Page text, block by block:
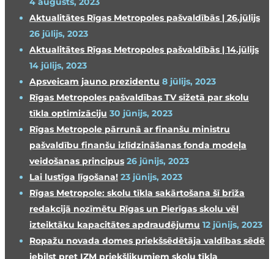
Aktualitātes Rīgas Metropoles pašvaldībās | 26.jūlijs
26 jūlijs, 2023
Aktualitātes Rīgas Metropoles pašvaldībās | 14.jūlijs
14 jūlijs, 2023
Apsveicam jauno prezidentu 8 jūlijs, 2023
Rīgas Metropoles pašvaldības TV sižetā par skolu
tīkla optimizāciju 30 jūnijs, 2023
Rīgas Metropole pārrunā ar finanšu ministru
pašvaldību finanšu izlīdzināšanas fonda modeļa
veidošanas principus 26 jūnijs, 2023
Lai lustīga līgošana! 23 jūnijs, 2023
Rīgas Metropole: skolu tīkla sakārtošana šī brīža
redakcijā nozīmētu Rīgas un Pierīgas skolu vēl
izteiktāku kapacitātes apdraudējumu 12 jūnijs, 2023
Ropažu novada domes priekšsēdētāja valdības sēdē